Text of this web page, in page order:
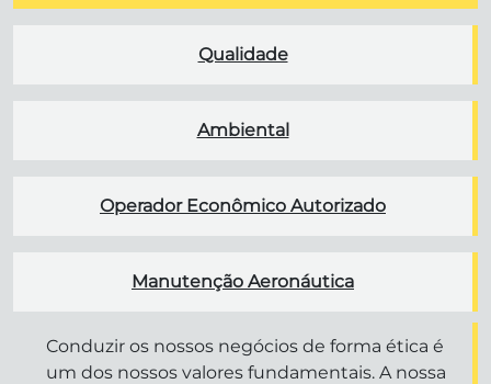
Qualidade
Ambiental
Operador Econômico Autorizado
Manutenção Aeronáutica
Conduzir os nossos negócios de forma ética é
um dos nossos valores fundamentais. A nossa